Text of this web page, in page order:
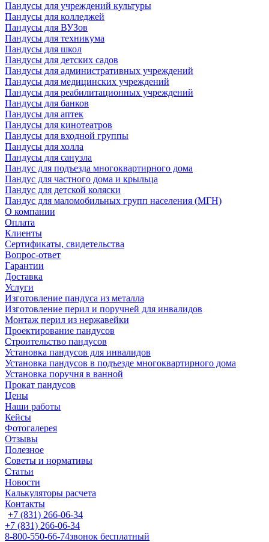
Пандусы для учреждений культуры
Пандусы для колледжей
Пандусы для ВУЗов
Пандусы для техникума
Пандусы для школ
Пандусы для детских садов
Пандусы для административных учреждений
Пандусы для медицинских учреждений
Пандусы для реабилитационных учреждений
Пандусы для банков
Пандусы для аптек
Пандусы для кинотеатров
Пандусы для входной группы
Пандусы для холла
Пандусы для санузла
Пандус для подъезда многоквартирного дома
Пандус для частного дома и крыльца
Пандус для детской коляски
Пандус для маломобильных групп населения (МГН)
О компании
Оплата
Клиенты
Сертификаты, свидетельства
Вопрос-ответ
Гарантии
Доставка
Услуги
Изготовление пандуса из металла
Изготовление перил и поручней для инвалидов
Монтаж перил из нержавейки
Проектирование пандусов
Строительство пандусов
Установка пандусов для инвалидов
Установка пандусов в подъезде многоквартирного дома
Установка поручня в ванной
Прокат пандусов
Цены
Наши работы
Кейсы
Фотогалерея
Отзывы
Полезное
Советы и нормативы
Статьи
Новости
Калькуляторы расчета
Контакты
+7 (831) 266-06-34
+7 (831) 266-06-34
8-800-550-66-74звонок бесплатный